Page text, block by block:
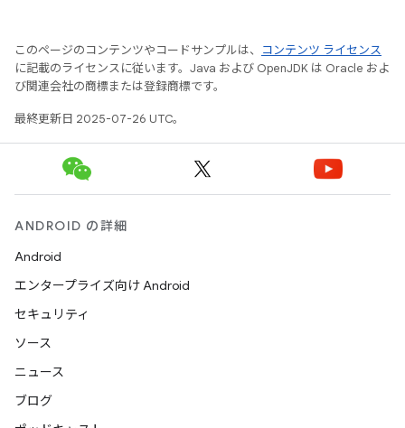
このページのコンテンツやコードサンプルは、
コンテンツ ライセンス
に記載のライセンスに従います。Java および OpenJDK は Oracle およ
び関連会社の商標または登録商標です。
最終更新日 2025-07-26 UTC。
ANDROID の詳細
Android
エンタープライズ向け Android
セキュリティ
ソース
ニュース
ブログ